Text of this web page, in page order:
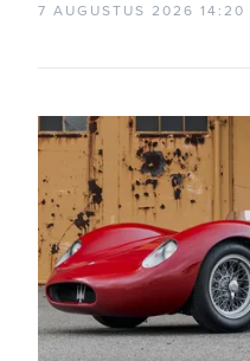
7 AUGUSTUS 2026 14:20